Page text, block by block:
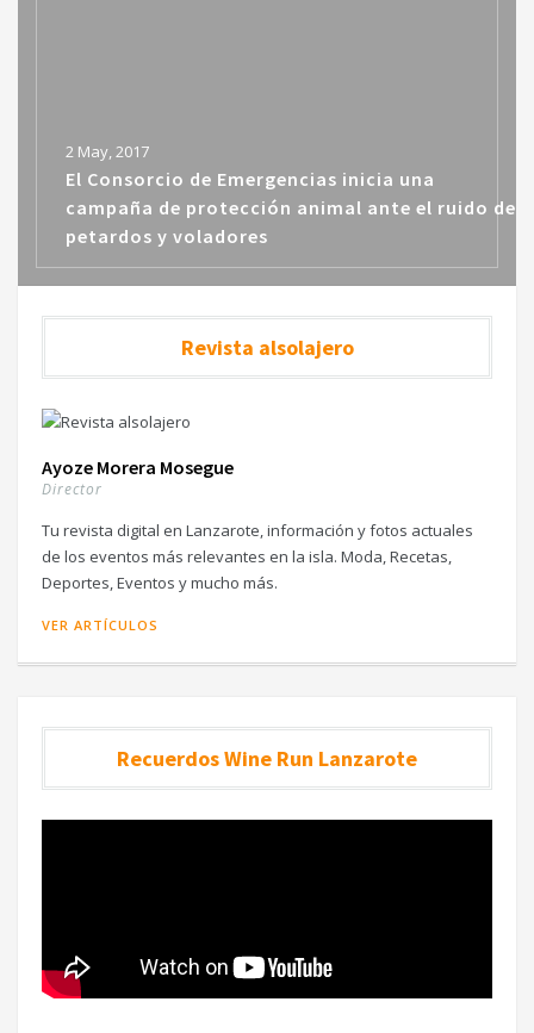
2 May, 2017
El Consorcio de Emergencias inicia una
campaña de protección animal ante el ruido de
petardos y voladores
Revista alsolajero
Ayoze Morera Mosegue
Director
Tu revista digital en Lanzarote, información y fotos actuales
de los eventos más relevantes en la isla. Moda, Recetas,
Deportes, Eventos y mucho más.
VER ARTÍCULOS
Recuerdos Wine Run Lanzarote